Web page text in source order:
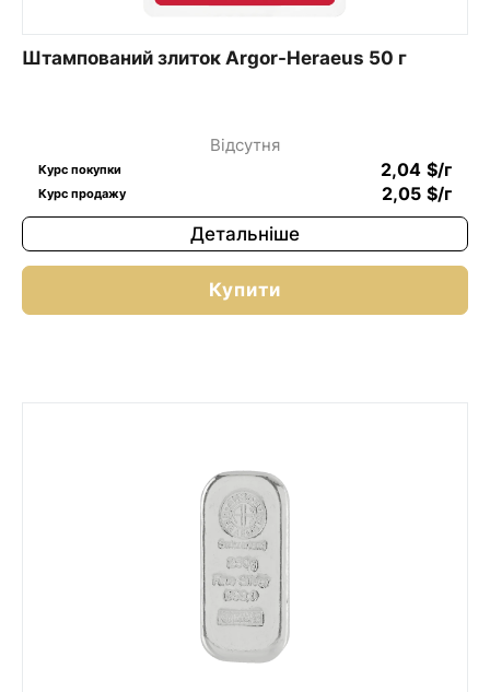
Штампований злиток Argor-Heraeus 50 г
Відсутня
Курс покупки 2,04 $/г
Курс продажу 2,05 $/г
Детальніше
Купити